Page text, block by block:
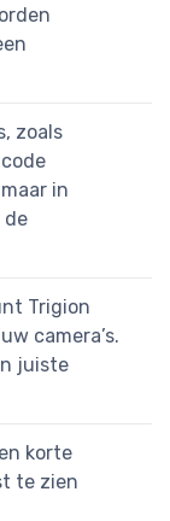
zoals
in
de
Trigion
camera’s.
juiste
korte
te zien